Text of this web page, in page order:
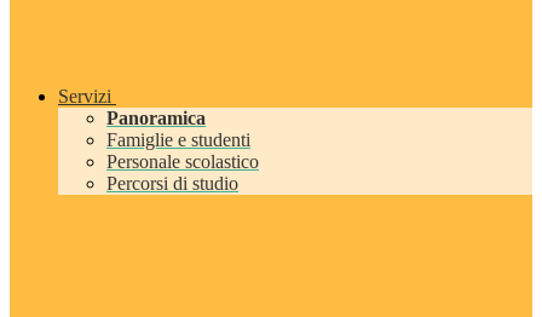
Servizi
Panoramica
Famiglie e studenti
Personale scolastico
Percorsi di studio